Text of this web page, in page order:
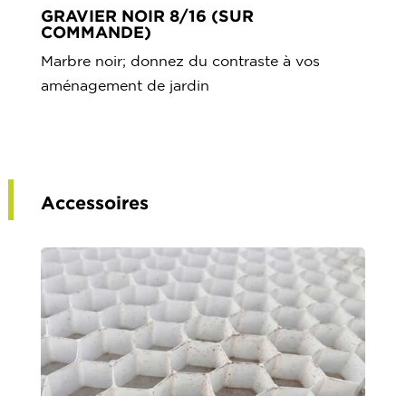
GRAVIER NOIR 8/16 (SUR
COMMANDE)
Marbre noir; donnez du contraste à vos
aménagement de jardin
Accessoires